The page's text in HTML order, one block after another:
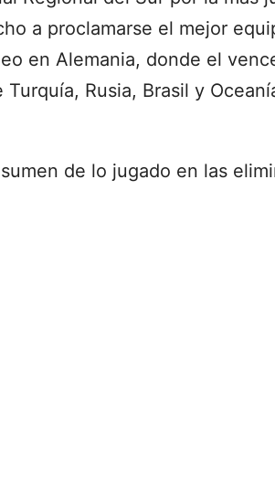
a proclamarse el mejor
en Alemania, donde el
Turquía, Rusia, Brasil y
de lo jugado en las